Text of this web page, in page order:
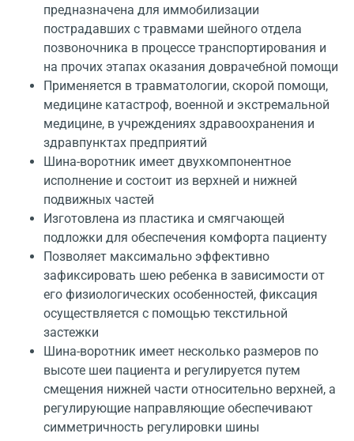
предназначена для иммобилизации
пострадавших с травмами шейного отдела
позвоночника в процессе транспортирования и
на прочих этапах оказания доврачебной помощи
Применяется в травматологии, скорой помощи,
медицине катастроф, военной и экстремальной
медицине, в учреждениях здравоохранения и
здравпунктах предприятий
Шина-воротник имеет двухкомпонентное
исполнение и состоит из верхней и нижней
подвижных частей
Изготовлена из пластика и смягчающей
подложки для обеспечения комфорта пациенту
Позволяет максимально эффективно
зафиксировать шею ребенка в зависимости от
его физиологических особенностей, фиксация
осуществляется с помощью текстильной
застежки
Шина-воротник имеет несколько размеров по
высоте шеи пациента и регулируется путем
смещения нижней части относительно верхней, а
регулирующие направляющие обеспечивают
симметричность регулировки шины